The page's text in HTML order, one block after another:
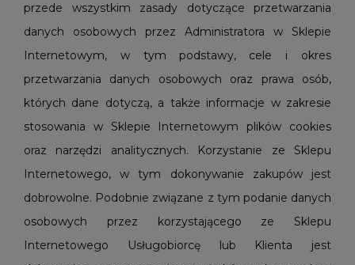
przede wszystkim zasady dotyczące przetwarzania
danych osobowych przez Administratora w Sklepie
Internetowym, w tym podstawy, cele i okres
przetwarzania danych osobowych oraz prawa osób,
których dane dotyczą, a także informacje w zakresie
stosowania w Sklepie Internetowym plików cookies
oraz narzędzi analitycznych. Korzystanie ze Sklepu
Internetowego, w tym dokonywanie zakupów jest
dobrowolne. Podobnie związane z tym podanie danych
osobowych przez korzystającego ze Sklepu
Internetowego Usługobiorcę lub Klienta jest